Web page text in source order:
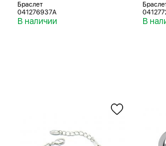
Браслет
041276937A
В наличии В